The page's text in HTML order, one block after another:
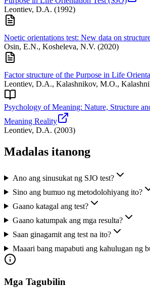
Leontiev, D.A. (1992)
Noetic orientations test: New data on
Osin, E.N., Kosheleva, N.V. (2020)
Factor structure of the Purpose in Life
Leontiev, D.A., Kalashnikov, M.O.,
Psychology of Meaning: Nature, Structure
Meaning Reality
Leontiev, D.A. (2003)
Madalas itanong
Ano ang sinusukat ng SJO test?
Sino ang bumuo ng metodolohiyang ito?
Gaano katagal ang test?
Gaano katumpak ang mga resulta?
Saan ginagamit ang test na ito?
Maaari bang mapabuti ang kahulugan ng
Mga Tagubilin